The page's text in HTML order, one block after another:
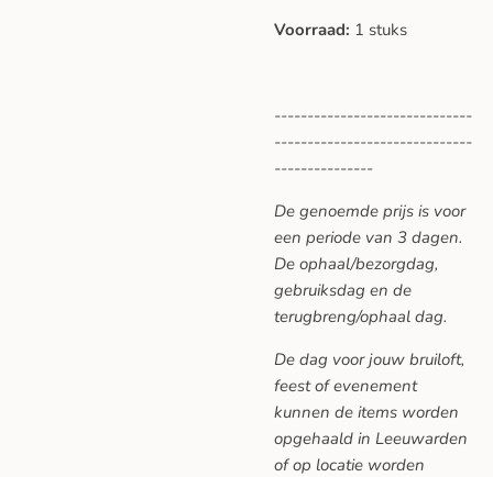
Voorraad: 1 stuks
------------------------------
------------------------------
---------------
De genoemde prijs is voor
een periode van 3 dagen.
De ophaal/bezorgdag,
gebruiksdag en de
terugbreng/ophaal dag.
De dag voor jouw bruiloft,
feest of evenement
kunnen de items worden
opgehaald in Leeuwarden
of op locatie worden